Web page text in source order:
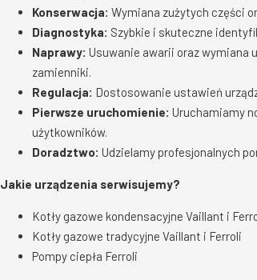
Konserwacja: Wymiana zużytych części
Diagnostyka: Szybkie i skuteczne
Naprawy: Usuwanie awarii oraz wymiana
zamienniki.
Regulacja: Dostosowanie ustawień
Pierwsze uruchomienie: Uruchamiamy
użytkowników.
Doradztwo: Udzielamy profesjonalnych
Jakie urządzenia serwisujemy?
Kotły gazowe kondensacyjne Vaillant i
Kotły gazowe tradycyjne Vaillant i Ferroli
Pompy ciepła Ferroli